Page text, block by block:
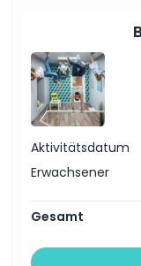
Dinge, die Sie
Ort
Aktivitätsdatum
Erwachsener
Gesamt